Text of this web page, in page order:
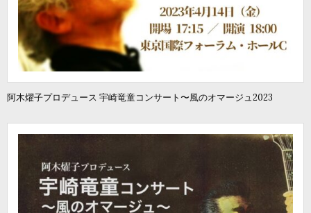
阿木燿子プロデュース 宇崎竜童コンサート〜風のオマージュ2023